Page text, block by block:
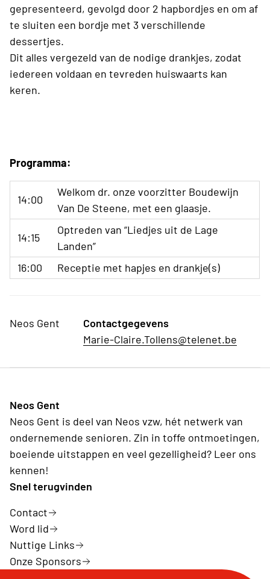
gepresenteerd, gevolgd door 2 hapbordjes en om af
te sluiten een bordje met 3 verschillende
dessertjes.
Dit alles vergezeld van de nodige drankjes, zodat
iedereen voldaan en tevreden huiswaarts kan
keren.
Programma:
14:00
Welkom dr. onze voorzitter Boudewijn
Van De Steene, met een glaasje.
14:15
Optreden van “Liedjes uit de Lage
Landen”
16:00
Receptie met hapjes en drankje(s)
Neos Gent
Contactgegevens
Marie-Claire.Tollens@telenet.be
Neos Gent
Neos Gent is deel van Neos vzw, hét netwerk van
ondernemende senioren. Zin in toffe ontmoetingen,
boeiende uitstappen en veel gezelligheid? Leer ons
kennen!
Snel terugvinden
Contact
Word lid
Nuttige Links
Onze Sponsors